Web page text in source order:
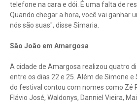
telefone na cara e dói. É uma falta de
Quando chegar a hora, você vai ganhar
nós são suas", disse Simaria.
São João em Amargosa
A cidade de Amargosa realizou quatro
entre os dias 22 e 25. Além de Simone
do festival contou com nomes como Zé
Flávio José, Waldonys, Danniel Vieira,